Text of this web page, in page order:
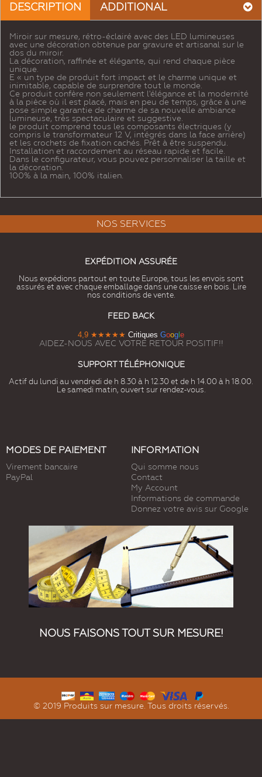
DESCRIPTION ADDITIONAL
Miroir sur mesure, rétro-éclairé avec des LED lumineuses
avec une décoration obtenue par gravure et artisanal sur le
dos du miroir.
La décoration, raffinée et élégante, qui rend chaque pièce
unique.
E « un type de produit fort impact et le charme unique et
inimitable, capable de surprendre tout le monde.
Ce produit confère non seulement l'élégance et la modernité
à la pièce où il est placé, mais en peu de temps, grâce à une
pose simple garantie de charme de sa nouvelle ambiance
lumineuse, très spectaculaire et suggestive.
le produit comprend tous les composants électriques (y
compris le transformateur 12 V, intégrés dans la face arrière)
et les crochets de fixation cachés. Prêt à être suspendu.
Installation et raccordement au réseau rapide et facile.
Dans le configurateur, vous pouvez personnaliser la taille et
la décoration.
100% à la main, 100% italien.
NOS SERVICES
EXPÉDITION ASSURÉE
Nous expédions partout en toute Europe, tous les envois sont
assurés et avec chaque emballage dans une caisse en bois. Lire
nos conditions de vente.
FEED BACK
4,9 ★★★★★ Critiques Goog e
AIDEZ-NOUS AVEC VOTRE RETOUR POSITIF!!
SUPPORT TÉLÉPHONIQUE
Actif du lundi au vendredi de h 8.30 à h 12.30 et de h 14.00 à h 18.00.
Le samedi matin, ouvert sur rendez-vous.
MODES DE PAIEMENT
Virement bancaire
PayPal
INFORMATION
Qui somme nous
Contact
My Account
Informations de commande
Donnez votre avis sur Google
NOUS FAISONS TOUT SUR MESURE!
© 2019 Produits sur mesure. Tous droits réservés.